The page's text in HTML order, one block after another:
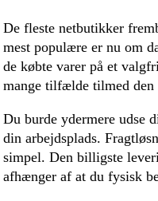
De fleste netbutikker
mest populære er nu om
de købte varer på et
mange tilfælde tilmed
Du burde ydermere udse
din arbejdsplads.
simpel. Den billigste
afhænger af at du fysisk